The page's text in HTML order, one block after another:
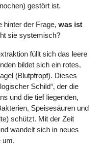
gestört ist.
hinter der Frage, was ist
sie systemisch?
füllt sich das leere
bildet sich ein rotes,
(Blutpfropf). Dieses
Schild“, der die
und die tief liegenden,
Speisesäuren und
schützt. Mit der Zeit
wandelt sich in neues
um.